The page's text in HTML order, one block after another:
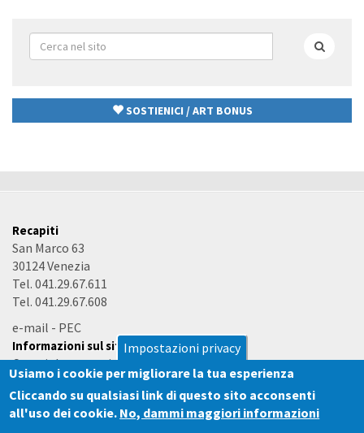
Impostazioni privacy
Usiamo i cookie per migliorare la tua esperienza
Cliccando su qualsiasi link di questo sito acconsenti
all'uso dei cookie. No, dammi maggiori informazioni
Form
di
SOSTIENICI / ART BONUS
Recapiti
San Marco 63
30124 Venezia
Tel. 041.29.67.611
Tel. 041.29.67.608
e-mail - PEC
Informazioni sul sito
Copyright e termini d'uso
Accessibilità